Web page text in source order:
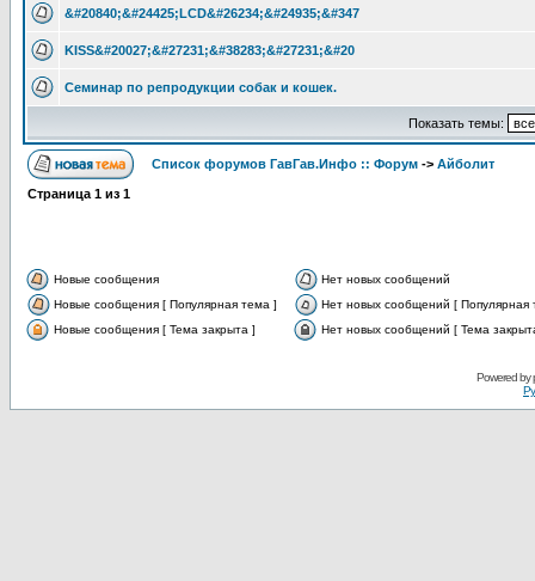
&#20840;&#24425;LCD&#26234;&#24935;&#347
KISS&#20027;&#27231;&#38283;&#27231;&#20
Семинар по репродукции собак и кошек.
Показать темы:
Список форумов ГавГав.Инфо :: Форум -> Айболит
Страница 1 из 1
Новые сообщения
Нет новых сообщений
Новые сообщения [ Популярная тема ]
Нет новых сообщений [ Популярная
Новые сообщения [ Тема закрыта ]
Нет новых сообщений [ Тема
Powered by